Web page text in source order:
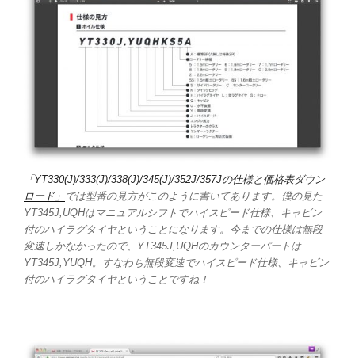
「YT330(J)/333(J)/338(J)/345(J)/352J/357Jの仕様と価格表ダウン
ロード」 では型番の見方がこのように書いてあります。僕の見た
YT345J,UQHはマニュアルシフトでハイスピード仕様、キャビン
付のハイラグタイヤということになります。今までの仕様は無段
変速しかなかったので、YT345J,UQHのカウンターパートは
YT345J,YUQH。すなわち無段変速でハイスピード仕様、キャビン
付のハイラグタイヤということですね！